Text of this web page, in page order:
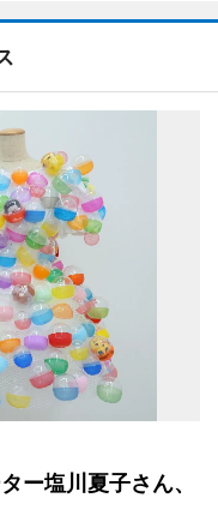
ー塩川夏子さん、